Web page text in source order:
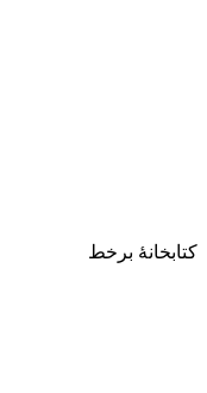
کتابخانۀ برخط